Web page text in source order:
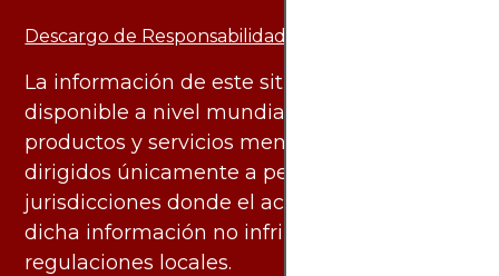
Descargo de Responsabilidad:
La información de este sitio web está
disponible a nivel mundial. Sin embargo, los
productos y servicios mencionados están
dirigidos únicamente a personas en
jurisdicciones donde el acceso y uso de
dicha información no infringe leyes o
regulaciones locales.